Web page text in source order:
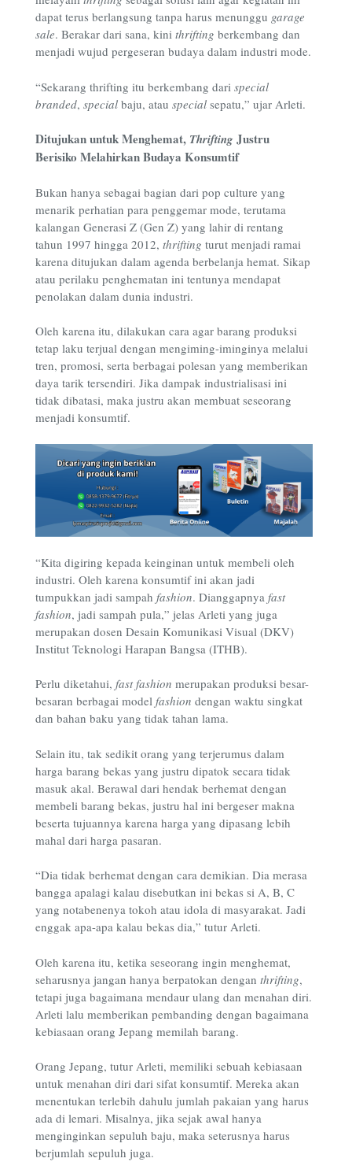
dapat terus berlangsung tanpa harus menunggu garage
sale. Berakar dari sana, kini thrifting berkembang dan
menjadi wujud pergeseran budaya dalam industri mode.
“Sekarang thrifting itu berkembang dari special
branded, special baju, atau special sepatu,” ujar Arleti.
Ditujukan untuk Menghemat, Thrifting Justru
Berisiko Melahirkan Budaya Konsumtif
Bukan hanya sebagai bagian dari pop culture yang
menarik perhatian para penggemar mode, terutama
kalangan Generasi Z (Gen Z) yang lahir di rentang
tahun 1997 hingga 2012, thrifting turut menjadi ramai
karena ditujukan dalam agenda berbelanja hemat. Sikap
atau perilaku penghematan ini tentunya mendapat
penolakan dalam dunia industri.
Oleh karena itu, dilakukan cara agar barang produksi
tetap laku terjual dengan mengiming-iminginya melalui
tren, promosi, serta berbagai polesan yang memberikan
daya tarik tersendiri. Jika dampak industrialisasi ini
tidak dibatasi, maka justru akan membuat seseorang
menjadi konsumtif.
“Kita digiring kepada keinginan untuk membeli oleh
industri. Oleh karena konsumtif ini akan jadi
tumpukkan jadi sampah fashion. Dianggapnya fast
fashion, jadi sampah pula,” jelas Arleti yang juga
merupakan dosen Desain Komunikasi Visual (DKV)
Institut Teknologi Harapan Bangsa (ITHB).
Perlu diketahui, fast fashion merupakan produksi besar-
besaran berbagai model fashion dengan waktu singkat
dan bahan baku yang tidak tahan lama.
Selain itu, tak sedikit orang yang terjerumus dalam
harga barang bekas yang justru dipatok secara tidak
masuk akal. Berawal dari hendak berhemat dengan
membeli barang bekas, justru hal ini bergeser makna
beserta tujuannya karena harga yang dipasang lebih
mahal dari harga pasaran.
“Dia tidak berhemat dengan cara demikian. Dia merasa
bangga apalagi kalau disebutkan ini bekas si A, B, C
yang notabenenya tokoh atau idola di masyarakat. Jadi
enggak apa-apa kalau bekas dia,” tutur Arleti.
Oleh karena itu, ketika seseorang ingin menghemat,
seharusnya jangan hanya berpatokan dengan thrifting,
tetapi juga bagaimana mendaur ulang dan menahan diri.
Arleti lalu memberikan pembanding dengan bagaimana
kebiasaan orang Jepang memilah barang.
Orang Jepang, tutur Arleti, memiliki sebuah kebiasaan
untuk menahan diri dari sifat konsumtif. Mereka akan
menentukan terlebih dahulu jumlah pakaian yang harus
ada di lemari. Misalnya, jika sejak awal hanya
menginginkan sepuluh baju, maka seterusnya harus
berjumlah sepuluh juga.